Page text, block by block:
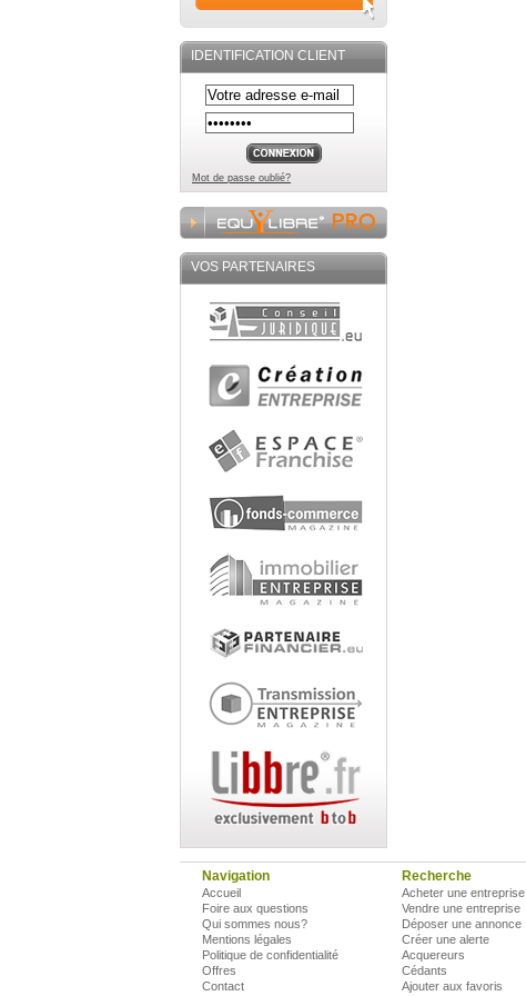
IDENTIFICATION CLIENT
Mot de passe oublié?
VOS PARTENAIRES
Navigation
Accueil
Foire aux questions
Qui sommes nous?
Mentions légales
Politique de confidentialité
Offres
Contact
Recherche
Acheter une entreprise
Vendre une entreprise
Déposer une annonce
Créer une alerte
Acquereurs
Cédants
Ajouter aux favoris